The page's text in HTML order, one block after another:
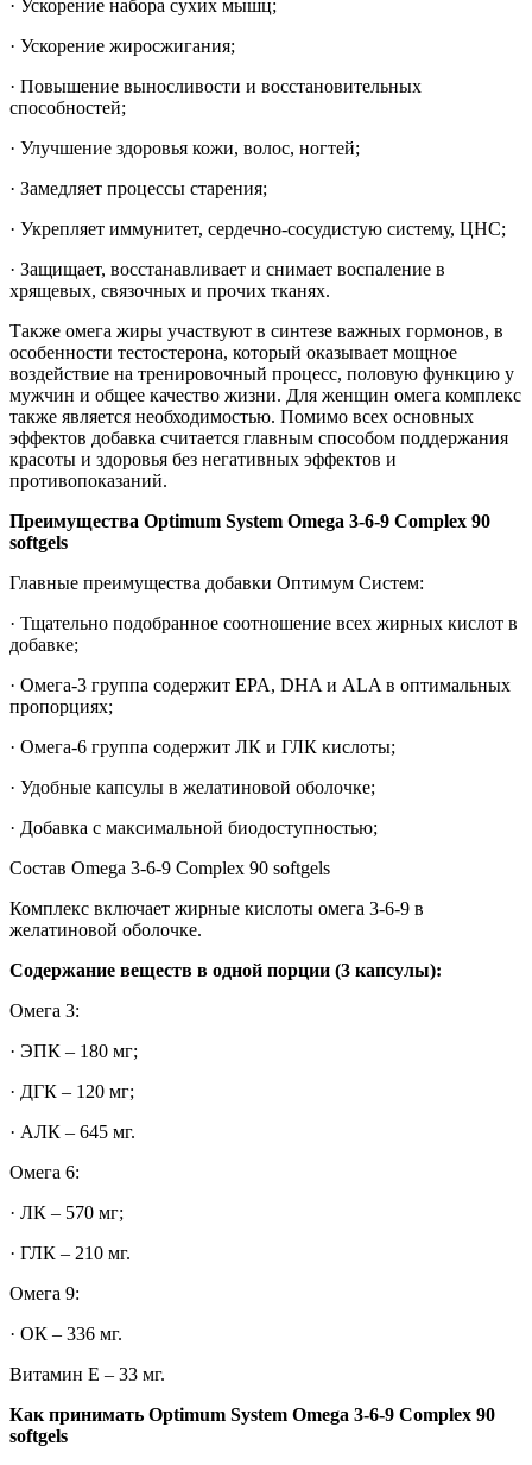
· Ускорение набора сухих мышц;
· Ускорение жиросжигания;
· Повышение выносливости и восстановительных
способностей;
· Улучшение здоровья кожи, волос, ногтей;
· Замедляет процессы старения;
· Укрепляет иммунитет, сердечно-сосудистую систему, ЦНС;
· Защищает, восстанавливает и снимает воспаление в
хрящевых, связочных и прочих тканях.
Также омега жиры участвуют в синтезе важных гормонов, в
особенности тестостерона, который оказывает мощное
воздействие на тренировочный процесс, половую функцию у
мужчин и общее качество жизни. Для женщин омега комплекс
также является необходимостью. Помимо всех основных
эффектов добавка считается главным способом поддержания
красоты и здоровья без негативных эффектов и
противопоказаний.
Преимущества Optimum System Omega 3-6-9 Complex 90
softgels
Главные преимущества добавки Оптимум Систем:
· Тщательно подобранное соотношение всех жирных кислот в
добавке;
· Омега-3 группа содержит EPA, DHA и ALA в оптимальных
пропорциях;
· Омега-6 группа содержит ЛК и ГЛК кислоты;
· Удобные капсулы в желатиновой оболочке;
· Добавка с максимальной биодоступностью;
Состав Omega 3-6-9 Complex 90 softgels
Комплекс включает жирные кислоты омега 3-6-9 в
желатиновой оболочке.
Содержание веществ в одной порции (3 капсулы):
Омега 3:
· ЭПК – 180 мг;
· ДГК – 120 мг;
· АЛК – 645 мг.
Омега 6:
· ЛК – 570 мг;
· ГЛК – 210 мг.
Омега 9:
· ОК – 336 мг.
Витамин Е – 33 мг.
Как принимать Optimum System Omega 3-6-9 Complex 90
softgels